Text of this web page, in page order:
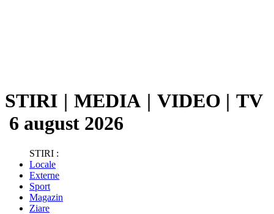
STIRI | MEDIA | VIDEO | TV
6 august 2026
STIRI :
Locale
Externe
Sport
Magazin
Ziare